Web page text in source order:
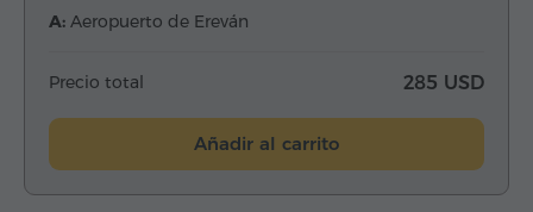
A: Aeropuerto de Ereván
Precio total 285 USD
Añadir al carrito